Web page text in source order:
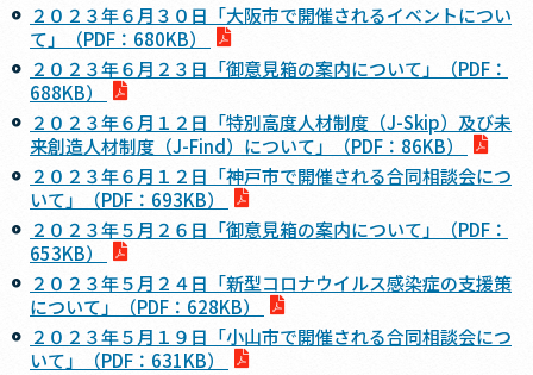
２０２３年６月３０日「大阪市で開催されるイベントについ
て」（PDF：680KB）
２０２３年６月２３日「御意見箱の案内について」（PDF：
688KB）
２０２３年６月１２日「特別高度人材制度（J-Skip）及び未
来創造人材制度（J-Find）について」（PDF：86KB）
２０２３年６月１２日「神戸市で開催される合同相談会につ
いて」（PDF：693KB）
２０２３年５月２６日「御意見箱の案内について」（PDF：
653KB）
２０２３年５月２４日「新型コロナウイルス感染症の支援策
について」（PDF：628KB）
２０２３年５月１９日「小山市で開催される合同相談会につ
いて」（PDF：631KB）